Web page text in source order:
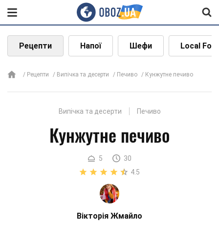
Рецепти Напої Шефи Local
Рецепти Випічка та десерти Печиво Кунжутне печиво
Випічка та десерти Печиво
Кунжутне печиво
5
30
4.5
Вікторія Жмайло